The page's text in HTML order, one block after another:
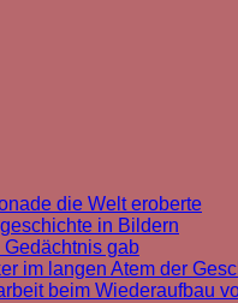
die Welt eroberte
in Bildern
gab
im langen Atem der
beim Wiederaufbau